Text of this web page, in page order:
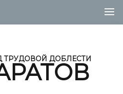
ТРУДОВОЙ ДОБЛЕСТИ